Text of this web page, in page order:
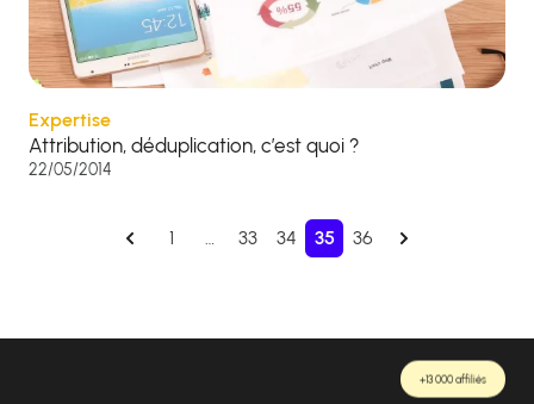
Expertise
Attribution, déduplication, c’est quoi ?
22/05/2014
1 33 34 35 36
+13 000 affiliés